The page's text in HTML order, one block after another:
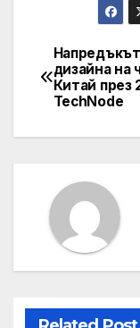
Post
дизайна на
Китай през
TechNode